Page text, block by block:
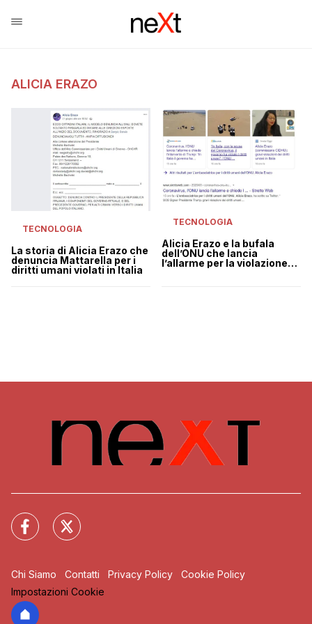
ALICIA ERAZO
TECNOLOGIA
La storia di Alicia Erazo che
denuncia Mattarella per i
diritti umani violati in Italia
TECNOLOGIA
Alicia Erazo e la bufala
dell’ONU che lancia
l’allarme per la violazione
Chi Siamo Contatti Privacy Policy
Cookie Policy
Impostazioni Cookie